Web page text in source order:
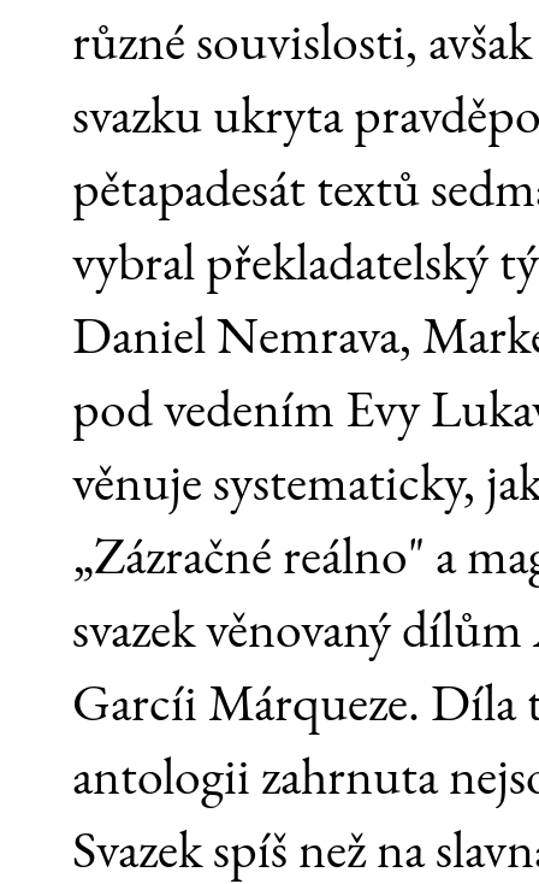
různé souvislosti,
svazku ukryta
pětapadesát textů
vybral překladatelský
Daniel Nemrava,
pod vedením Evy
věnuje systematicky,
„Zázračné reálno" a
svazek věnovaný
Garcíi Márqueze. Díla
antologii zahrnuta
Svazek spíš než na